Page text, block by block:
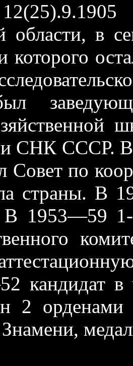
области, в
которого
СНК СССР. В
Совет по
страны. В
1-й
кандидат в
2 орденами